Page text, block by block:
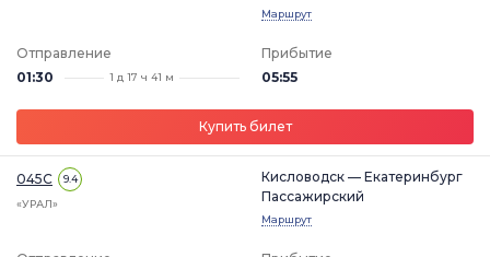
Маршрут
Отправление
01:30
1 д 17 ч 41 м
Прибытие
05:55
Купить билет
045С 9.4
«УРАЛ»
Кисловодск — Екатеринбург
Пассажирский
Маршрут